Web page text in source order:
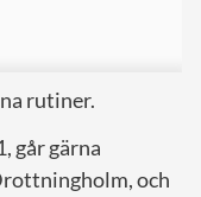
rutiner.
går gärna
och